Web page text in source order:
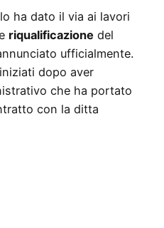
ha dato il via ai lavori
riqualificazione del
ufficialmente.
dopo aver
che ha portato
con la ditta